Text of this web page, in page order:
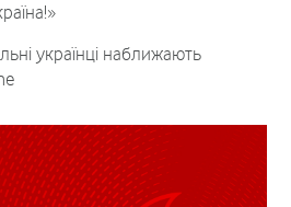
українці наближають